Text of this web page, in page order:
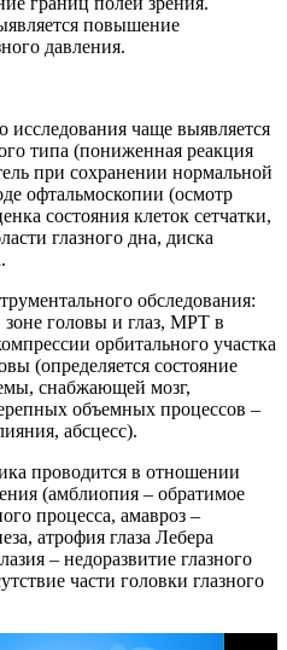
повышение
давления.
исследования чаще выявляется
типа (пониженная реакция
при сохранении нормальной
офтальмоскопии (осмотр
состояния клеток сетчатки,
глазного дна, диска
обследования:
головы и глаз, МРТ в
орбитального участка
(определяется состояние
снабжающей мозг,
объемных процессов –
абсцесс).
проводится в отношении
(амблиопия – обратимое
процесса, амавроз –
атрофия глаза Лебера
– недоразвитие глазного
части головки глазного